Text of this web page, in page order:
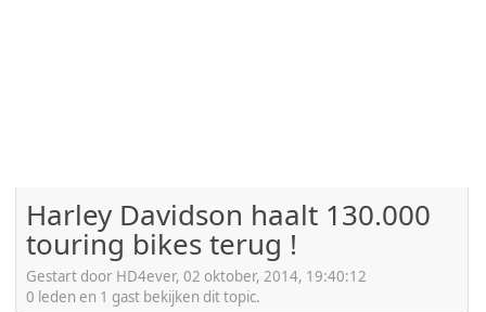
Harley Davidson haalt 130.000
touring bikes terug !
Gestart door HD4ever, 02 oktober, 2014, 19:40:12
0 leden en 1 gast bekijken dit topic.